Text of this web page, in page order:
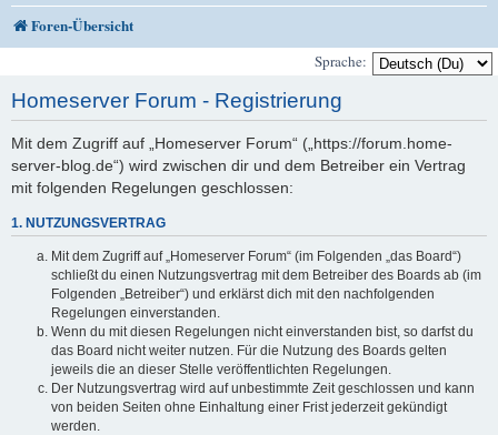
Foren-Übersicht
Sprache:
Homeserver Forum - Registrierung
Mit dem Zugriff auf „Homeserver Forum“ („https://forum.home-
server-blog.de“) wird zwischen dir und dem Betreiber ein Vertrag
mit folgenden Regelungen geschlossen:
1. NUTZUNGSVERTRAG
Mit dem Zugriff auf „Homeserver Forum“ (im Folgenden „das Board“)
schließt du einen Nutzungsvertrag mit dem Betreiber des Boards ab (im
Folgenden „Betreiber“) und erklärst dich mit den nachfolgenden
Regelungen einverstanden.
Wenn du mit diesen Regelungen nicht einverstanden bist, so darfst du
das Board nicht weiter nutzen. Für die Nutzung des Boards gelten
jeweils die an dieser Stelle veröffentlichten Regelungen.
Der Nutzungsvertrag wird auf unbestimmte Zeit geschlossen und kann
von beiden Seiten ohne Einhaltung einer Frist jederzeit gekündigt
werden.